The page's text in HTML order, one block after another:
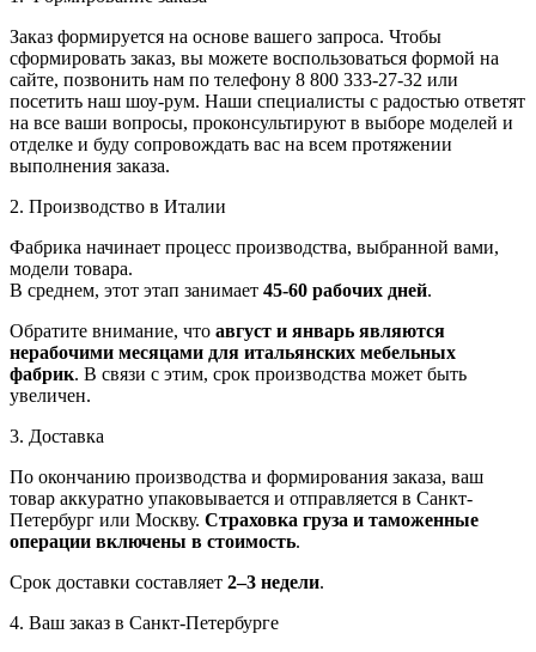
Заказ формируется на основе вашего запроса. Чтобы
сформировать заказ, вы можете воспользоваться формой на
сайте, позвонить нам по телефону 8 800 333-27-32 или
посетить наш шоу-рум. Наши специалисты с радостью ответят
на все ваши вопросы, проконсультируют в выборе моделей и
отделке и буду сопровождать вас на всем протяжении
выполнения заказа.
2. Производство в Италии
Фабрика начинает процесс производства, выбранной вами,
модели товара.
В среднем, этот этап занимает 45-60 рабочих дней.
Обратите внимание, что август и январь являются
нерабочими месяцами для итальянских мебельных
фабрик. В связи с этим, срок производства может быть
увеличен.
3. Доставка
По окончанию производства и формирования заказа, ваш
товар аккуратно упаковывается и отправляется в Санкт-
Петербург или Москву. Страховка груза и таможенные
операции включены в стоимость.
Срок доставки составляет 2–3 недели.
4. Ваш заказ в Санкт-Петербурге